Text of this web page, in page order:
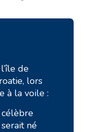
Nautique
de
lors
à la voile :
né